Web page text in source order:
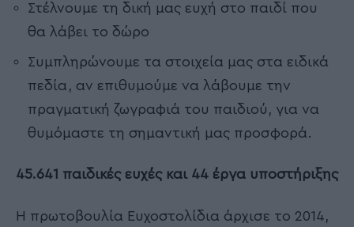
Στέλνουμε τη δική μας ευχή στο παιδί που
θα λάβει το δώρο
Συμπληρώνουμε τα στοιχεία μας στα ειδικά
πεδία, αν επιθυμούμε να λάβουμε την
πραγματική ζωγραφιά του παιδιού, για να
θυμόμαστε τη σημαντική μας προσφορά.
45.641 παιδικές ευχές και 44 έργα υποστήριξης
Η πρωτοβουλία Ευχοστολίδια άρχισε το 2014,